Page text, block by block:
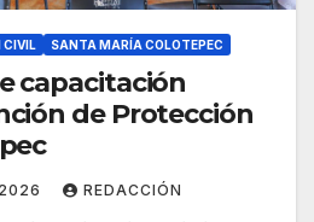
CIVIL SANTA MARÍA COLOTEPEC
capacitación
de Protección
REDACCIÓN